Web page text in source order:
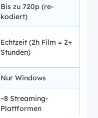
Bis zu 720p (re-
kodiert)
Echtzeit (2h Film = 2+
Stunden)
Nur Windows
~8 Streaming-
Plattformen